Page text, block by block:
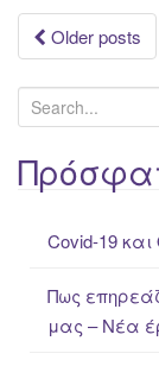
Posts
Older posts
e
a
r
Covid-19
Πως
μας – Νέα